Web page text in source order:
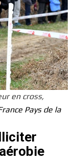
en cross,
Pays de la